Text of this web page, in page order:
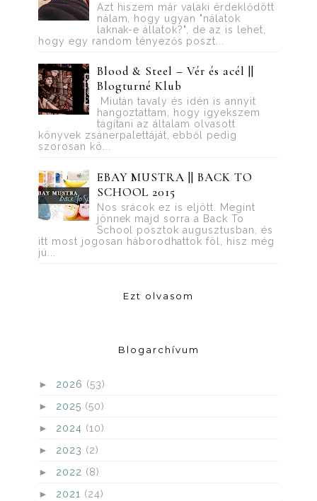
Azt hiszem már valaki érdeklődött
nálam, hogy ugyan "nálatok
laknak-e állatok?", de az is lehet,
hogy egy random tényezős poszt...
Blood ​& Steel – Vér és acél ||
Blogturné Klub
Miután tavaly és idén is annyit
hangoztattam, hogy igyekszem
tágítani az általam olvasott
könyvek zsánerpalettáját, ebből pedig
szorosan kö...
EBAY MUSTRA || BACK TO
SCHOOL 2015
Nos srácok ez is eljött. Megint
jönnek majd sorra a Back To
School posztok augusztusban, és
itt most jogosan háborodhattok föl, hisz még
jú...
Ezt olvasom
Blogarchívum
► 2026 (53)
► 2025 (50)
► 2024 (10)
► 2023 (2)
► 2022 (8)
► 2021 (24)